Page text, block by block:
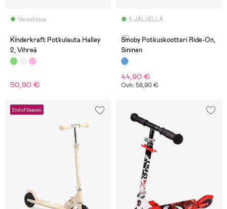
Varastossa
(1)
Kinderkraft Potkulauta Halley
2, Vihreä
50,90 €
5 JÄLJELLÄ
(3)
Smoby Potkuskootteri Ride-On,
Sininen
44,90 €
Ovh: 58,90 €
End of Season